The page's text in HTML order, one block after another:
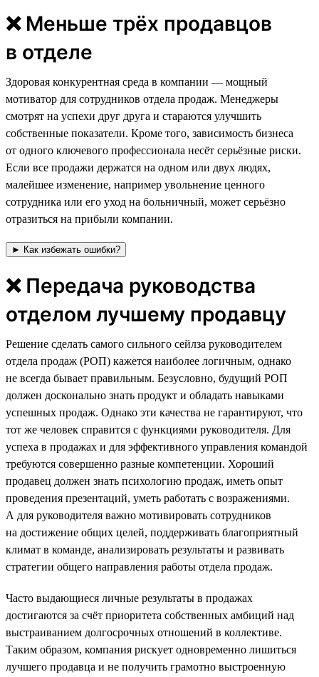
❌ Меньше трёх продавцов
в отделе
⁠⁠⁠Здоровая конкурентная среда в компании — мощный
мотиватор для сотрудников отдела продаж. Менеджеры
смотрят на успехи друг друга и стараются улучшить
собственные показатели. Кроме того, зависимость бизнеса
от одного ключевого профессионала несёт серьёзные риски.
Если все продажи держатся на одном или двух людях,
малейшее изменение, например увольнение ценного
сотрудника или его уход на больничный, может серьёзно
отразиться на прибыли компании.
► Как избежать ошибки?
❌ Передача руководства
отделом лучшему продавцу
Решение сделать самого сильного сейлза руководителем
отдела продаж (РОП) кажется наиболее логичным, однако
не всегда бывает правильным. Безусловно, будущий РОП
должен досконально знать продукт и обладать навыками
успешных продаж. Однако эти качества не гарантируют, что
тот же человек справится с функциями руководителя. Для
успеха в продажах и для эффективного управления командой
требуются совершенно разные компетенции. Хороший
продавец должен знать психологию продаж, иметь опыт
проведения презентаций, уметь работать с возражениями.
А для руководителя важно мотивировать сотрудников
на достижение общих целей, поддерживать благоприятный
климат в команде, анализировать результаты и развивать
стратегии общего направления работы отдела продаж.
Часто выдающиеся личные результаты в продажах
достигаются за счёт приоритета собственных амбиций над
выстраиванием долгосрочных отношений в коллективе.
Таким образом, компания рискует одновременно лишиться
лучшего продавца и не получить грамотно выстроенную